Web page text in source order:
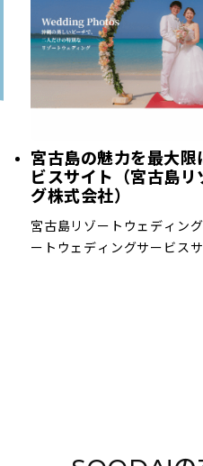
宮古島の魅力を最大限
ビスサイト（宮古島リ
グ株式会社）
宮古島リゾートウェディン
ートウェディングサービス